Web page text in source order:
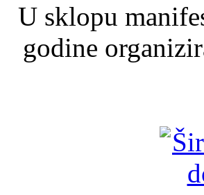
U sklopu
godine